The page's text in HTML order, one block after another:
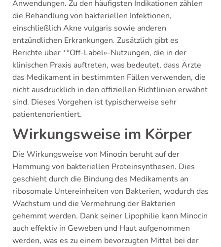
Anwendungen. Zu den häufigsten Indikationen zählen
die Behandlung von bakteriellen Infektionen,
einschließlich Akne vulgaris sowie anderen
entzündlichen Erkrankungen. Zusätzlich gibt es
Berichte über **Off-Label»-Nutzungen, die in der
klinischen Praxis auftreten, was bedeutet, dass Ärzte
das Medikament in bestimmten Fällen verwenden, die
nicht ausdrücklich in den offiziellen Richtlinien erwähnt
sind. Dieses Vorgehen ist typischerweise sehr
patientenorientiert.
Wirkungsweise im Körper
Die Wirkungsweise von Minocin beruht auf der
Hemmung von bakteriellen Proteinsynthesen. Dies
geschieht durch die Bindung des Medikaments an
ribosomale Untereinheiten von Bakterien, wodurch das
Wachstum und die Vermehrung der Bakterien
gehemmt werden. Dank seiner Lipophilie kann Minocin
auch effektiv in Geweben und Haut aufgenommen
werden, was es zu einem bevorzugten Mittel bei der